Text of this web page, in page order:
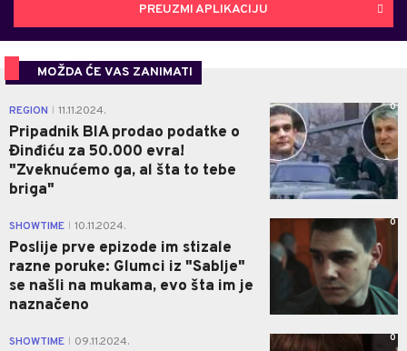
PREUZMI APLIKACIJU
MOŽDA ĆE VAS ZANIMATI
REGION 11.11.2024.
Pripadnik BIA prodao podatke o
Đinđiću za 50.000 evra!
"Zveknućemo ga, al šta to tebe
briga"
0
SHOWTIME 10.11.2024.
Poslije prve epizode im stizale
razne poruke: Glumci iz "Sablje"
se našli na mukama, evo šta im je
naznačeno
0
SHOWTIME 09.11.2024. 0